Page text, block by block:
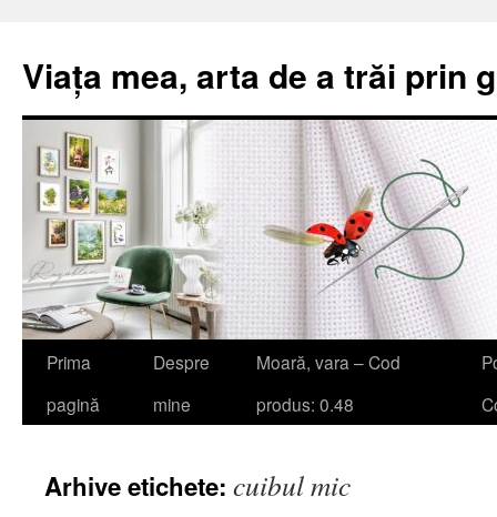
Viața mea, arta de a trăi prin
Sari
Prima
pagină
Despre
mine
Moară, vara – Cod
produs: 0.48
Arhive etichete: cuibul mic